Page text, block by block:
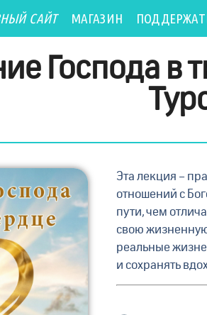
САЙТ МАГАЗИН
Господа в
Эта лекция –
отношений с
пути, чем
свою
реальные
и сохранять